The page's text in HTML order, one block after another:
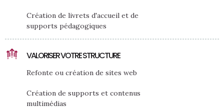
Création de livrets d'accueil et de
supports pédagogiques
VALORISER VOTRE STRUCTURE
Refonte ou création de sites web
Création de supports et contenus
multimédias